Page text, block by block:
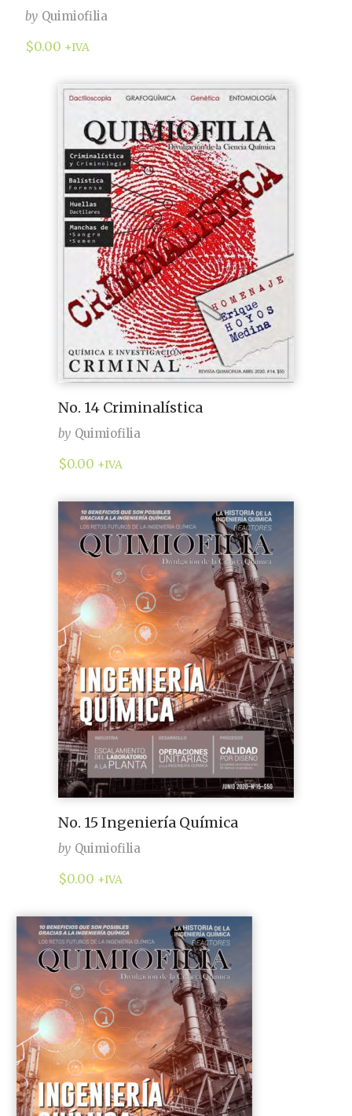
by Quimiofilia
$0.00 +IVA
No. 14 Criminalística
by Quimiofilia
$0.00 +IVA
No. 15 Ingeniería Química
by Quimiofilia
$0.00 +IVA